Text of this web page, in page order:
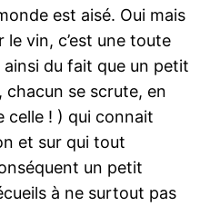
est aisé. Oui mais
vin, c’est une toute
du fait que un petit
se scrute, en
celle ! ) qui connait
et sur qui tout
un petit
à ne surtout pas